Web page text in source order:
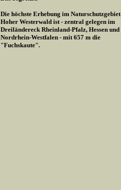
Die höchste Erhebung im Naturschutzgebiet
Hoher Westerwald ist - zentral gelegen im
Dreiländereck Rheinland-Pfalz, Hessen und
Nordrhein-Westfalen - mit 657 m die
"Fuchskaute".